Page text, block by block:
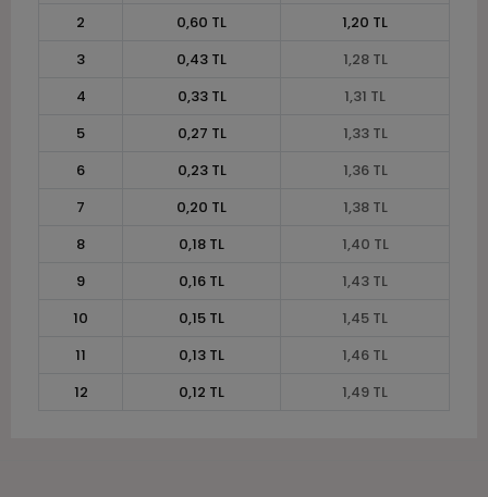
2
0,60 TL
1,20 TL
3
0,43 TL
1,28 TL
4
0,33 TL
1,31 TL
5
0,27 TL
1,33 TL
6
0,23 TL
1,36 TL
7
0,20 TL
1,38 TL
8
0,18 TL
1,40 TL
9
0,16 TL
1,43 TL
10
0,15 TL
1,45 TL
11
0,13 TL
1,46 TL
12
0,12 TL 1,49 TL